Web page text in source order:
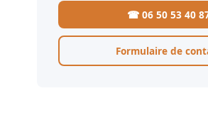
☎ 06 50 53 40
Formulaire de